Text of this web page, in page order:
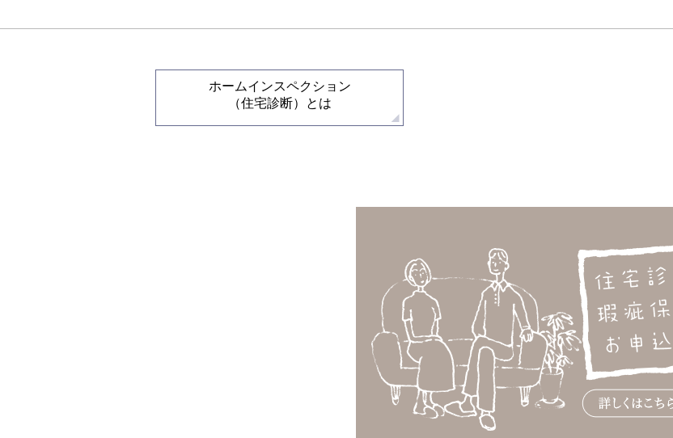
ホームインスペクション
（住宅診断）とは